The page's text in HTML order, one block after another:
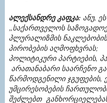
ალექსანდრე კაფკა: ანუ,
„საქართველოს
პლურალიზმის
პირობების აღმოფხვრას;
პოლიტიკური პარტიების,
არათანაბარი საარჩენო
წარმოდგენილი ჯგუფების,
უმცირესობების
შეძლებთ